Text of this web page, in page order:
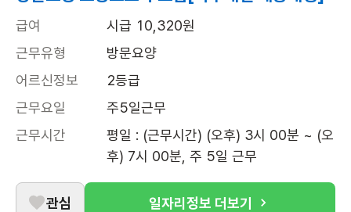
급여
시급 10,320원
근무유형
방문요양
어르신정보
2등급
근무요일
주5일근무
근무시간
평일 : (근무시간) (오후) 3시 00분 ~ (오
후) 7시 00분, 주 5일 근무
관심 일자리정보 더보기